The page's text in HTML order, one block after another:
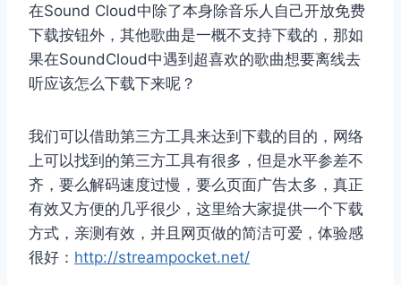
在Sound Cloud中除了本身除音乐人自己开放免费
下载按钮外，其他歌曲是一概不支持下载的，那如
果在SoundCloud中遇到超喜欢的歌曲想要离线去
听应该怎么下载下来呢？
我们可以借助第三方工具来达到下载的目的，网络
上可以找到的第三方工具有很多，但是水平参差不
齐，要么解码速度过慢，要么页面广告太多，真正
有效又方便的几乎很少，这里给大家提供一个下载
方式，亲测有效，并且网页做的简洁可爱，体验感
很好： http://streampocket.net/